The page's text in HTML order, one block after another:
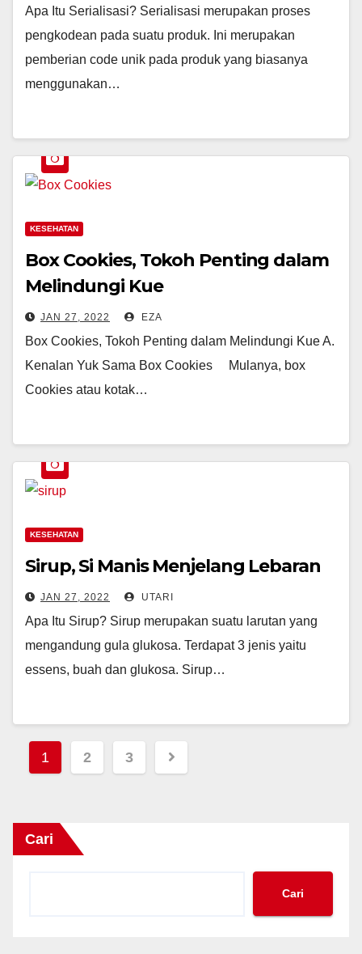
Apa Itu Serialisasi? Serialisasi merupakan proses
pengkodean pada suatu produk. Ini merupakan
pemberian code unik pada produk yang biasanya
menggunakan…
KESEHATAN
Box Cookies, Tokoh Penting dalam
Melindungi Kue
JAN 27, 2022 EZA
Box Cookies, Tokoh Penting dalam Melindungi Kue A.
Kenalan Yuk Sama Box Cookies Mulanya, box
Cookies atau kotak…
KESEHATAN
Sirup, Si Manis Menjelang Lebaran
JAN 27, 2022 UTARI
Apa Itu Sirup? Sirup merupakan suatu larutan yang
mengandung gula glukosa. Terdapat 3 jenis yaitu
essens, buah dan glukosa. Sirup…
Paginasi
1 2 3
Cari
Cari